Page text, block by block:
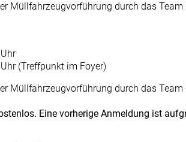
Müllfahrzeugvorführung durch das
(Treffpunkt im Foyer)
Müllfahrzeugvorführung durch das
Eine vorherige Anmeldung ist